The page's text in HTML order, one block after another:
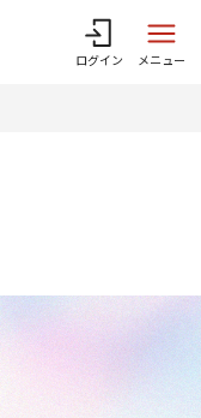
ログイン メニュー